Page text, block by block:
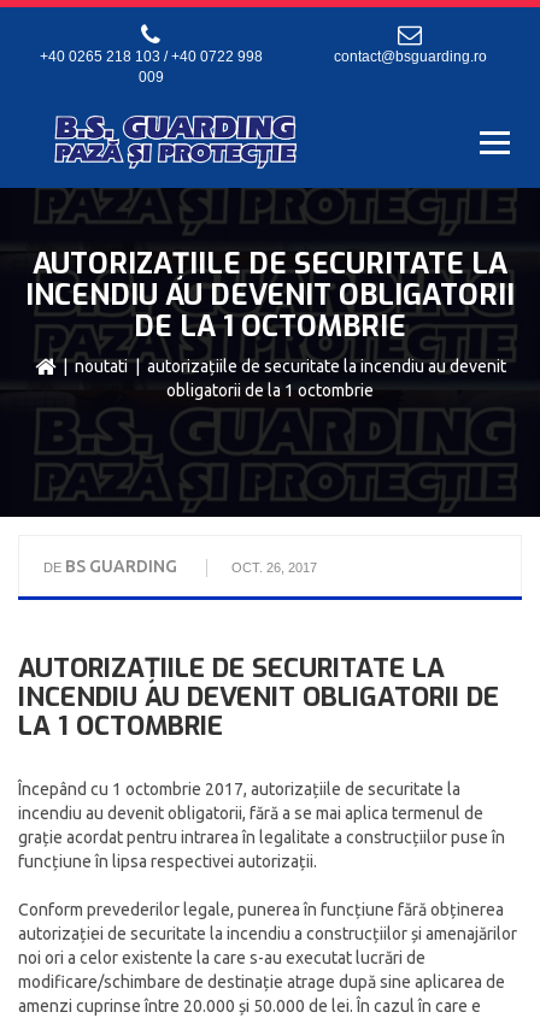
contact@bsguarding.ro
+40 0265 218 103 / +40 0722 998
009
AUTORIZAȚIILE DE SECURITATE LA
INCENDIU AU DEVENIT OBLIGATORII
DE LA 1 OCTOMBRIE
|noutati| autorizațiile de securitate la incendiu au devenit
obligatorii de la 1 octombrie
DE BS GUARDING OCT. 26, 2017
AUTORIZAȚIILE DE SECURITATE LA
INCENDIU AU DEVENIT OBLIGATORII DE
LA 1 OCTOMBRIE
Începând cu 1 octombrie 2017, autorizațiile de securitate la
incendiu au devenit obligatorii, fără a se mai aplica termenul de
grație acordat pentru intrarea în legalitate a construcțiilor puse în
funcțiune în lipsa respectivei autorizații.
Conform prevederilor legale, punerea în funcțiune fără obținerea
autorizației de securitate la incendiu a construcțiilor și amenajărilor
noi ori a celor existente la care s-au executat lucrări de
modificare/schimbare de destinație atrage după sine aplicarea de
amenzi cuprinse între 20.000 și 50.000 de lei. În cazul în care e